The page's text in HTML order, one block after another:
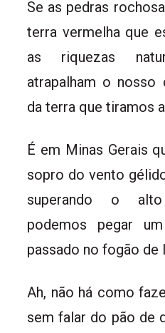
Se as pedras
terra vermelha que
as riquezas
atrapalham o nosso
da terra que tiramos
É em Minas Gerais
sopro do vento
superando o
podemos pegar
passado no fogão de
Ah, não há como
sem falar do pão de